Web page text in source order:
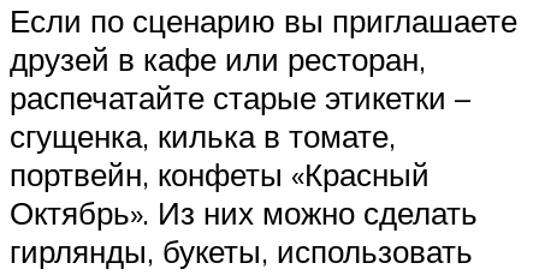
Если по сценарию вы приглашаете
друзей в кафе или ресторан,
распечатайте старые этикетки –
сгущенка, килька в томате,
портвейн, конфеты «Красный
Октябрь». Из них можно сделать
гирлянды, букеты, использовать